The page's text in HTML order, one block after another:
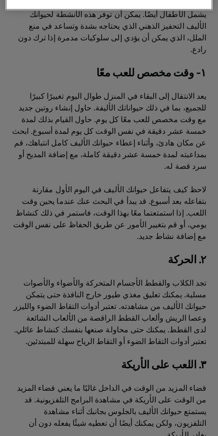
يشمل الأطفال أيضًا. يمكن أن توفر هذه الأنشطة لحيوانك
الأليف التحفيز الذهني الذي يحتاجه بشدة وتساعد في منع
الملل، الذي يمكن أن يؤدي إلى سلوكيات مدمرة إذا ترك دون
رادع.
١- وقت مخصص للعب معًا
يعد الانتقال إلى البقاء في المنزل طوال اليوم تغييرًا كبيرًا
للجميع، بما في ذلك حيواناتك الأليفة. حاول إنشاء روتين جديد
مع وقت مخصص للعب معًا كل يوم. حاول القيام بذلك لمدة
خمسة عشر دقيقة في نفس الوقت كل يوم لمدة أسبوع. ابحث
عن مكان هادئ، وأثناء إعطاء حيوانك الأليف كامل انتباهك، قم
بمداعبته لمدة خمسة عشر دقيقة كاملة، مع إضافة المديح أو
سرد قصة له.
لاحظ كيف يتفاعل حيوانك الأليف في اليوم الأول مقارنة
بتفاعله بعد أسبوع. قد يبدأ في البحث عنك عندما يحين وقت
اللعب. إذا استمتعتما معًا بهذا الوقت، فاستمر في ذلك كنشاط
يومي، أو قم بتغيير الأمور عن طريق الحفاظ على نفس الوقت
مع إضافة نشاط جديد.
٢. الحركة
تجد الكلاب والقطط الأجسام المتحركة والأضواء والأصوات
مسلية. يمكنك تعليق مغذي طيور خارج النافذة حتى يتمكن
حيوانك الأليف من مشاهدته. تعتبر أدوات التقاط الضوء والليزر
وعصا الريش وألعاب القطط الراقصة من الألعاب الشائعة
لدى القطط. يمكنك حتى محاولة صنعها بنفسك كنشاط عائلي.
تعتبر أدوات التقاط الضوء أو التقاط الرياح سهلة للمبتدئين.
٣. اللعب على الأريكة
قضاء المزيد من الوقت في الداخل غالبًا ما يعني قضاء المزيد
من الوقت على الأريكة في مشاهدة البرامج التلفزيونية. قد
يستمتع حيوانك الأليف بالجلوس بجانبك أثناء مشاهدة
التلفزيون، ولكن يمكنك أيضًا أن تعطيه شيئًا يفعله دون أن